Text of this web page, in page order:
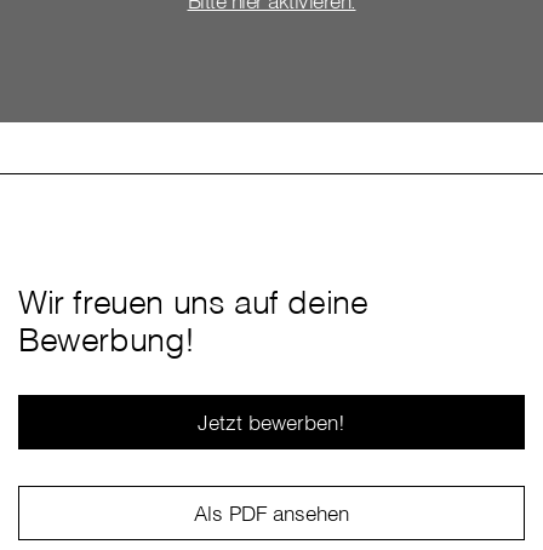
Wir freuen uns auf deine
Bewerbung!
Jetzt bewerben!
Als PDF ansehen